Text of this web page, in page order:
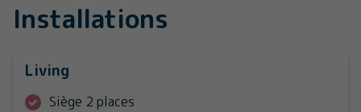
Installations
Living
Siège 2 places